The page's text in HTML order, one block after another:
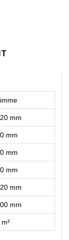
mm
mm
mm
mm
mm
mm